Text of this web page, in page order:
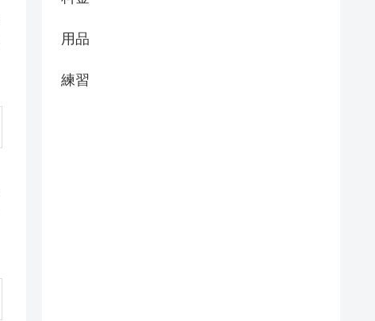
用品
練習